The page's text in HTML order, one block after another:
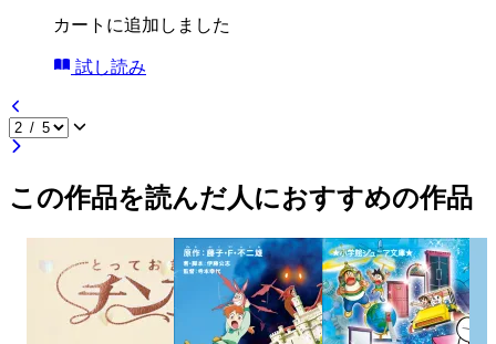
カートに追加しました
試し読み
この作品を読んだ人におすすめの作品